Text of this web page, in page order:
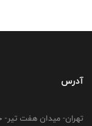
آدرس